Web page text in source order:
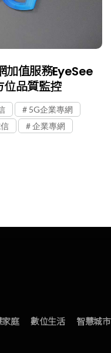
加值服務EyeSee
位品質監控
5G企業專網
企業專網
庭 數位生活 智慧城市